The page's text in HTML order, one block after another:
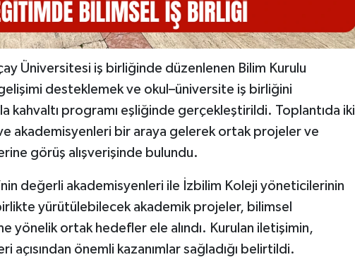
Üniversitesi iş birliğinde düzenlenen Bilim Kurulu
desteklemek ve okul–üniversite iş birliğini
kahvaltı programı eşliğinde gerçekleştirildi. Toplantıda iki
akademisyenleri bir araya gelerek ortak projeler ve
görüş alışverişinde bulundu.
değerli akademisyenleri ile İzbilim Koleji yöneticilerinin
yürütülebilecek akademik projeler, bilimsel
yönelik ortak hedefler ele alındı. Kurulan iletişimin,
açısından önemli kazanımlar sağladığı belirtildi.